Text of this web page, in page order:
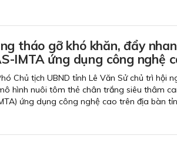
tháo gỡ khó khăn, đẩy
IMTA ứng dụng công nghệ
Chủ tịch UBND tỉnh Lê Văn Sử chủ trì hội
hình nuôi tôm thẻ chân trắng siêu thâm
ứng dụng công nghệ cao trên địa bàn